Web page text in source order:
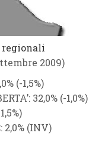
2009)
(-1,5%)
: 32,0% (-1,0%)
)
: 2,0% (INV)